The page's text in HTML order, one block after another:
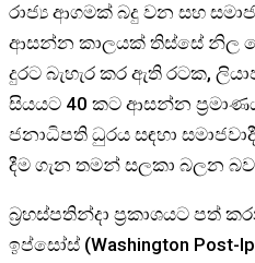
රාජ්‍ය ආගමක් බදු වන සහ
ආසන්න කාලයක් තිස්සේ නිල
දුරට බැහැර කර ඇති රටක,
සියයට 40 කට ආසන්න
ජනාධිපති ධුරය සඳහා
දීම ගැන තමන් සලකා බලන
බ්‍රහස්පතින්දා ප්‍රකාශයට පත්
ඉප්සෝස් (Washington Post-